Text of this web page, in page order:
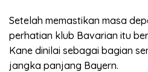
Setelah memastikan masa
perhatian klub Bavarian itu
Kane dinilai sebagai bagian
jangka panjang Bayern.